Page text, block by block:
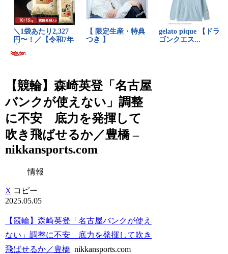
【競輪】森崎英登「名古屋
バンクが使えない」調整
に不安 底力を発揮して
吹き飛ばせるか／豊橋 –
nikkansports.com
情報
X コピー
2025.05.05
【競輪】森崎英登「名古屋バンクが使え
ない」調整に不安 底力を発揮して吹き
飛ばせるか／豊橋 nikkansports.com